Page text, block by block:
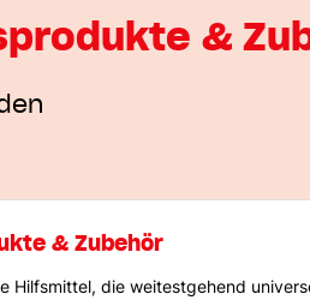
&
& Zubehör
Hilfsmittel, die weitestgehend